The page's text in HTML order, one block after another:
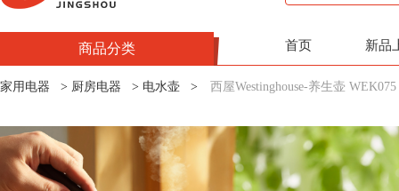
首页 新品
商品分类
家用电器 > 厨房电器 > 电水壶 > 西屋Westinghouse-养生壶 WEK075